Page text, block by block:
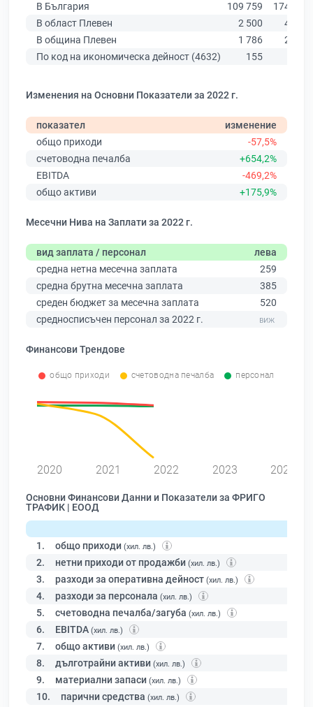
В България
109 759
174 403
В област Плевен
2 500
4 191
В община Плевен
1 786
2 923
По код на икономическа дейност (4632)
155
Изменения на Основни Показатели за 2022 г.
показател
изменение
общо приходи
-57,5%
счетоводна печалба
+654,2%
EBITDA
-469,2%
общо активи
+175,9%
Месечни Нива на Заплати за 2022 г.
вид заплата / персонал
лева
средна нетна месечна заплата
259
средна брутна месечна заплата
385
среден бюджет за месечна заплата
520
средносписъчен персонал за 2022 г.
Финансови Трендове
общо приходи счетоводна печалба персонал
2020 2021 2022 2023 2024
Основни Финансови Данни и Показатели за ФРИГО
ТРАФИК | ЕООД
1. общо приходи (хил. лв.)
2. нетни приходи от продажби (хил. лв.)
3. разходи за оперативна дейност (хил. лв.)
4. разходи за персонала (хил. лв.)
5. счетоводна печалба/загуба (хил. лв.)
6. EBITDA (хил. лв.)
7. общо активи (хил. лв.)
8. дълготрайни активи (хил. лв.)
9. материални запаси (хил. лв.)
10. парични средства (хил. лв.)